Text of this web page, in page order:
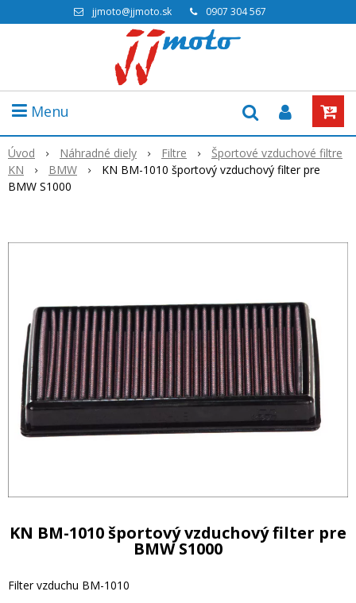
jjmoto@jjmoto.sk 0907 304 567
Menu
Úvod Náhradné diely Filtre
Športové vzduchové filtre
KN
BMW
KN BM-1010 športový vzduchový filter pre
BMW S1000
KN BM-1010 športový vzduchový filter pre
BMW S1000
Filter vzduchu BM-1010